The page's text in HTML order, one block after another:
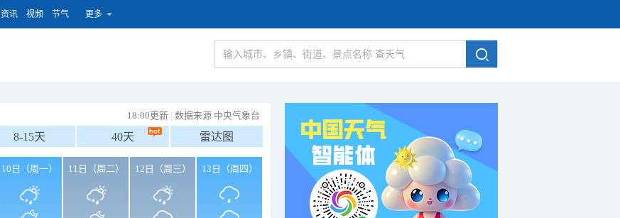
资讯 视频 节气 更多
18:00更新 | 数据来源 中央气象台
8-15天 40天 雷达图
10日（周一） 11日（周二） 12日（周三） 13日（周四）